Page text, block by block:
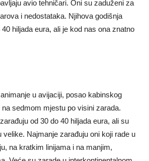
avio tehničari. Oni su zaduženi za
i nedostataka. Njihova godišnja
hiljada eura, ali je kod nas ona znatno
u avijaciji, posao kabinskog
sedmom mjestu po visini zarada.
od 30 do 40 hiljada eura, ali su
velike. Najmanje zarađuju oni koji rade u
na kratkim linijama i na manjim,